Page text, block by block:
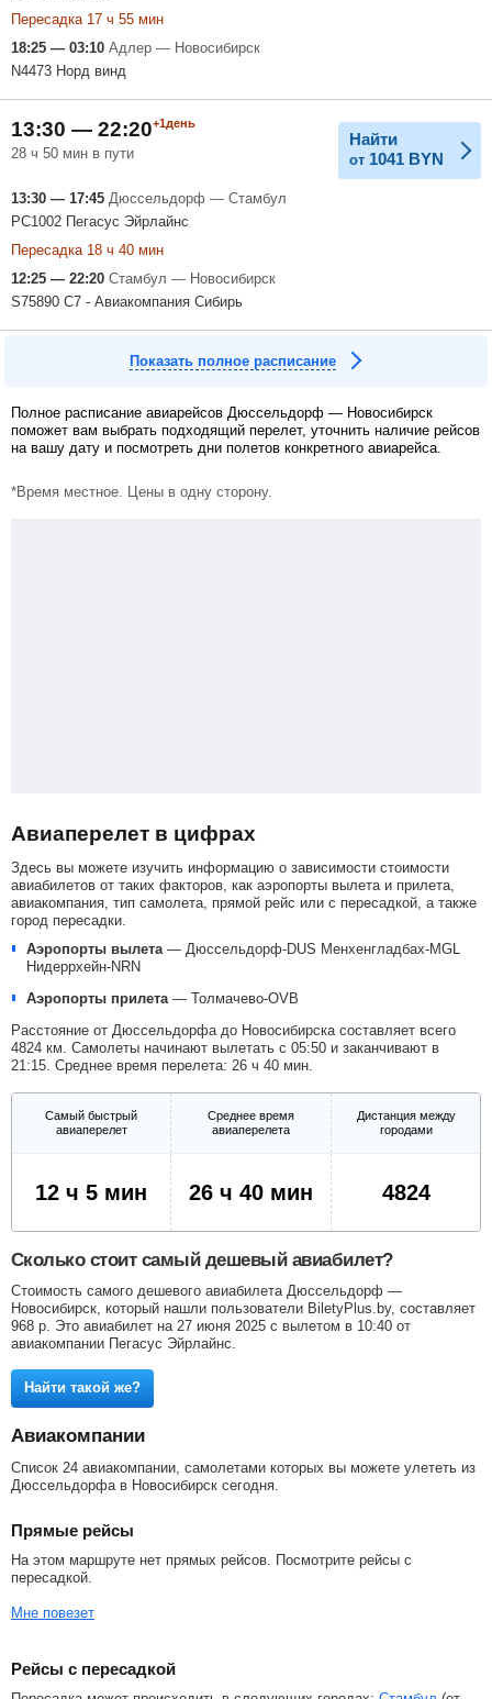
Пересадка 17 ч 55 мин
18:25 — 03:10 Адлер — Новосибирск
N4473 Норд винд
13:30 — 22:20+1день
28 ч 50 мин в пути
Найти
от 1041 BYN
13:30 — 17:45 Дюссельдорф — Стамбул
PC1002 Пегасус Эйрлайнс
Пересадка 18 ч 40 мин
12:25 — 22:20 Стамбул — Новосибирск
S75890 С7 - Авиакомпания Сибирь
Показать полное расписание
Полное расписание авиарейсов Дюссельдорф — Новосибирск
поможет вам выбрать подходящий перелет, уточнить наличие рейсов
на вашу дату и посмотреть дни полетов конкретного авиарейса.
*Время местное. Цены в одну сторону.
Авиаперелет в цифрах
Здесь вы можете изучить информацию о зависимости стоимости
авиабилетов от таких факторов, как аэропорты вылета и прилета,
авиакомпания, тип самолета, прямой рейс или с пересадкой, а также
город пересадки.
Аэропорты вылета — Дюссельдорф-DUS Менхенгладбах-MGL
Нидеррхейн-NRN
Аэропорты прилета — Толмачево-OVB
Расстояние от Дюссельдорфа до Новосибирска составляет всего
4824 км. Самолеты начинают вылетать с 05:50 и заканчивают в
21:15. Среднее время перелета: 26 ч 40 мин.
Самый быстрый
авиаперелет
Среднее время
авиаперелета
Дистанция между
городами
12 ч 5 мин 26 ч 40 мин 4824
Сколько стоит самый дешевый авиабилет?
Стоимость самого дешевого авиабилета Дюссельдорф —
Новосибирск, который нашли пользователи BiletyPlus.by, составляет
968 р . Это авиабилет на 27 июня 2025 с вылетом в 10:40 от
авиакомпании Пегасус Эйрлайнс.
Найти такой же?
Авиакомпании
Список 24 авиакомпании, самолетами которых вы можете улететь из
Дюссельдорфа в Новосибирск сегодня.
Прямые рейсы
На этом маршруте нет прямых рейсов. Посмотрите рейсы с
пересадкой.
Мне повезет
Рейсы с пересадкой